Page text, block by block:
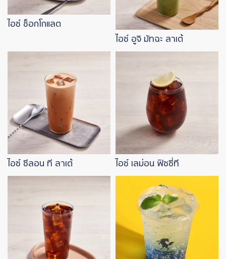
ไอซ์ ช็อกโกแลต
ไอซ์ อูจิ มัทฉะ ลาเต้
ไอซ์ ซีลอน ที ลาเต้
ไอซ์ เลม่อน ฟิซซี่ที
Image